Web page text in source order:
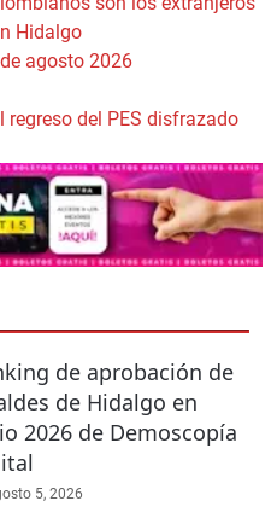
Hidalgo
agosto 2026
regreso del PES disfrazado
de aprobación de
de Hidalgo en
2026 de Demoscopía
5, 2026